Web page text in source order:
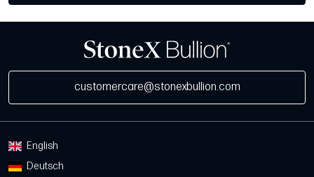
customercare@stonexbullion.com
English
Deutsch